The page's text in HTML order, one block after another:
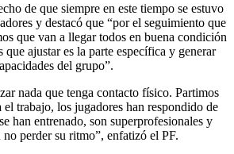
de que siempre en este tiempo se estuvo
y destacó que “por el seguimiento que
que van a llegar todos en buena condición
ajustar es la parte específica y generar
del grupo”.
nada que tenga contacto físico. Partimos
el trabajo, los jugadores han respondido de
han entrenado, son superprofesionales y
perder su ritmo”, enfatizó el PF.